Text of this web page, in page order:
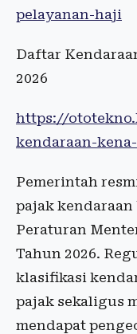
pelayanan-haji
Daftar
2026
https://
kendaraan-
Pemerintah
pajak
Peraturan
Tahun 2026.
klasifikasi
pajak sekaligus
mendapat